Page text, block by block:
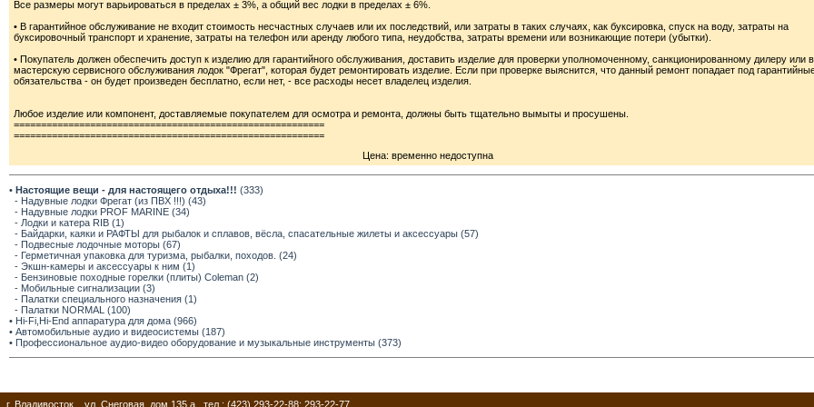
Все размеры могут варьироваться в пределах ± 3%, а общий вес лодки в пределах ± 6%.
• В гарантийное обслуживание не входит стоимость несчастных случаев или их последствий, или затраты в таких случаях, как буксировка, спуск на воду, затраты на
буксировочный транспорт и хранение, затраты на телефон или аренду любого типа, неудобства, затраты времени или возникающие потери (убытки).
• Покупатель должен обеспечить доступ к изделию для гарантийного обслуживания, доставить изделие для проверки уполномоченному, санкционированному дилеру или в
мастерскую сервисного обслуживания лодок "Фрегат", которая будет ремонтировать изделие. Если при проверке выяснится, что данный ремонт попадает под
обязательства - он будет произведен бесплатно, если нет, - все расходы несет владелец изделия.
Любое изделие или компонент, доставляемые покупателем для осмотра и ремонта, должны быть тщательно вымыты и просушены.
=========================================================
=========================================================
Цена: временно недоступна
• Настоящие вещи - для настоящего отдыха!!! (333)
- Надувные лодки Фрегат (из ПВХ !!!) (43)
- Надувные лодки PROF MARINE (34)
- Лодки и катера RIB (1)
- Байдарки, каяки и РАФТЫ для рыбалок и сплавов, вёсла, спасательные жилеты и аксессуары (57)
- Подвесные лодочные моторы (67)
- Герметичная упаковка для туризма, рыбалки, походов. (24)
- Экшн-камеры и аксессуары к ним (1)
- Бензиновые походные горелки (плиты) Coleman (2)
- Мобильные сигнализации (3)
- Палатки специального назначения (1)
- Палатки NORMAL (100)
• Hi-Fi,Hi-End аппаратура для дома (966)
• Автомобильные аудио и видеосистемы (187)
• Профессиональное аудио-видео оборудование и музыкальные инструменты (373)
г. Владивосток, ул. Снеговая, дом 135 а, тел.: (423) 293-22-88; 293-22-77